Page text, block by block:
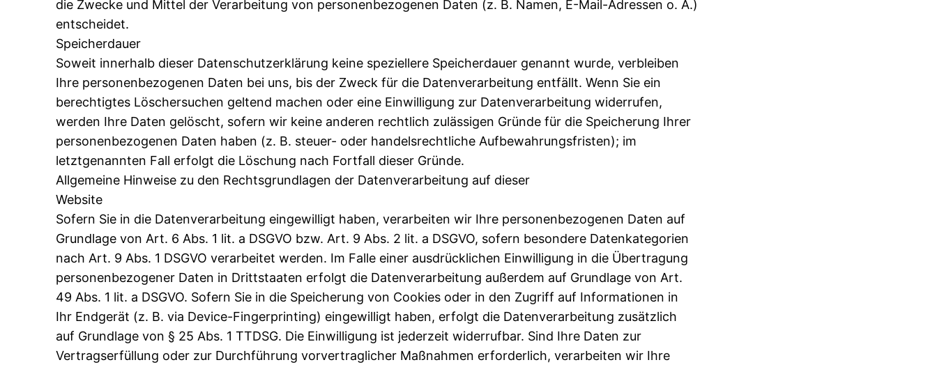
die Zwecke und Mittel der Verarbeitung von personenbezogenen Daten (z. B. Namen, E-Mail-Adressen o. Ä.)
entscheidet.
Speicherdauer
Soweit innerhalb dieser Datenschutzerklärung keine speziellere Speicherdauer genannt wurde, verbleiben
Ihre personenbezogenen Daten bei uns, bis der Zweck für die Datenverarbeitung entfällt. Wenn Sie ein
berechtigtes Löschersuchen geltend machen oder eine Einwilligung zur Datenverarbeitung widerrufen,
werden Ihre Daten gelöscht, sofern wir keine anderen rechtlich zulässigen Gründe für die Speicherung Ihrer
personenbezogenen Daten haben (z. B. steuer- oder handelsrechtliche Aufbewahrungsfristen); im
letztgenannten Fall erfolgt die Löschung nach Fortfall dieser Gründe.
Allgemeine Hinweise zu den Rechtsgrundlagen der Datenverarbeitung auf dieser
Website
Sofern Sie in die Datenverarbeitung eingewilligt haben, verarbeiten wir Ihre personenbezogenen Daten auf
Grundlage von Art. 6 Abs. 1 lit. a DSGVO bzw. Art. 9 Abs. 2 lit. a DSGVO, sofern besondere Datenkategorien
nach Art. 9 Abs. 1 DSGVO verarbeitet werden. Im Falle einer ausdrücklichen Einwilligung in die Übertragung
personenbezogener Daten in Drittstaaten erfolgt die Datenverarbeitung außerdem auf Grundlage von Art.
49 Abs. 1 lit. a DSGVO. Sofern Sie in die Speicherung von Cookies oder in den Zugriff auf Informationen in
Ihr Endgerät (z. B. via Device-Fingerprinting) eingewilligt haben, erfolgt die Datenverarbeitung zusätzlich
auf Grundlage von § 25 Abs. 1 TTDSG. Die Einwilligung ist jederzeit widerrufbar. Sind Ihre Daten zur
Vertragserfüllung oder zur Durchführung vorvertraglicher Maßnahmen erforderlich, verarbeiten wir Ihre